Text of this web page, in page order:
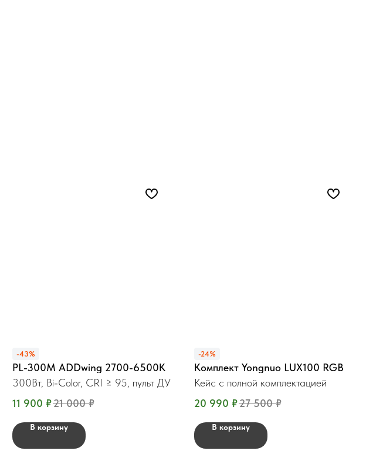
-43%
PL-300М ADDwing 2700-6500K
300Вт, Bi-Color, CRI ≥ 95, пульт ДУ
11 900 ₽21 000 ₽
В корзину
-24%
Комплект Yongnuo LUX100 RGB
Кейс с полной комплектацией
20 990 ₽27 500 ₽
В корзину